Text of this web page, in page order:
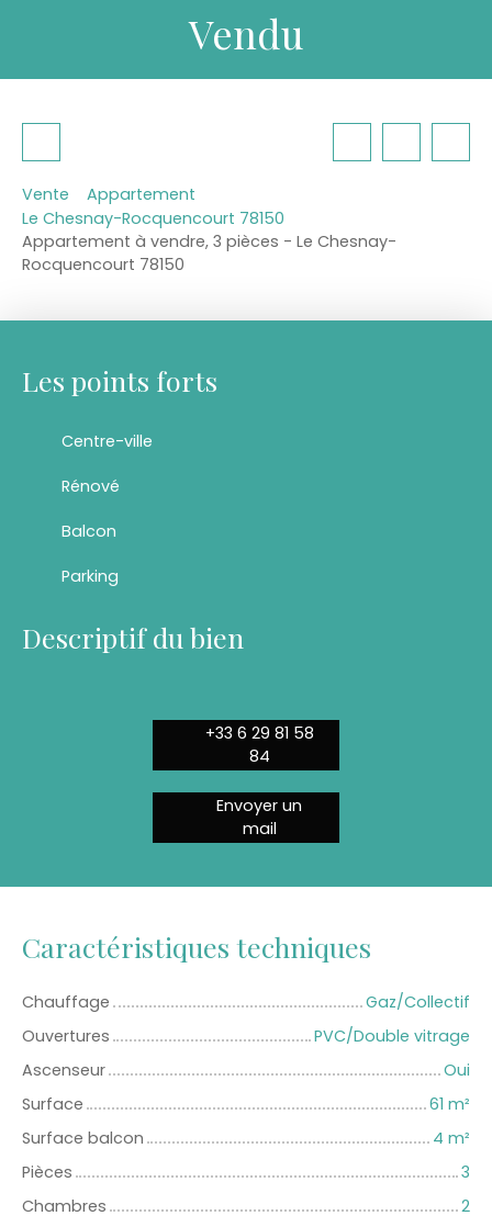
Vendu
Vente
Appartement
Le Chesnay-Rocquencourt 78150
Appartement à vendre, 3 pièces - Le Chesnay-
Rocquencourt 78150
Les points forts
Centre-ville
Rénové
Balcon
Parking
Descriptif du bien
+33 6 29 81 58
84
Envoyer un
mail
Caractéristiques techniques
Chauffage
Gaz/Collectif
Ouvertures
PVC/Double vitrage
Ascenseur
Oui
Surface
61 m²
Surface balcon
4 m²
Pièces
3
Chambres
2